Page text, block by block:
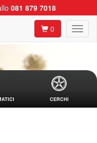
081 879 7018
0
CERCHI